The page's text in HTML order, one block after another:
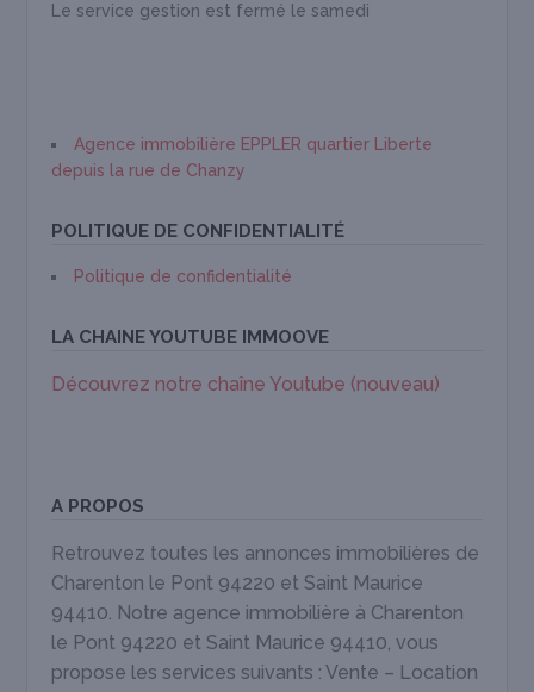
Le service gestion est fermé le samedi
Agence immobilière EPPLER quartier Liberte
depuis la rue de Chanzy
POLITIQUE DE CONFIDENTIALITÉ
Politique de confidentialité
LA CHAINE YOUTUBE IMMOOVE
Découvrez notre chaîne Youtube (nouveau)
A PROPOS
Retrouvez toutes les annonces immobilières de
Charenton le Pont 94220 et Saint Maurice
94410. Notre agence immobilière à Charenton
le Pont 94220 et Saint Maurice 94410, vous
propose les services suivants : Vente – Location